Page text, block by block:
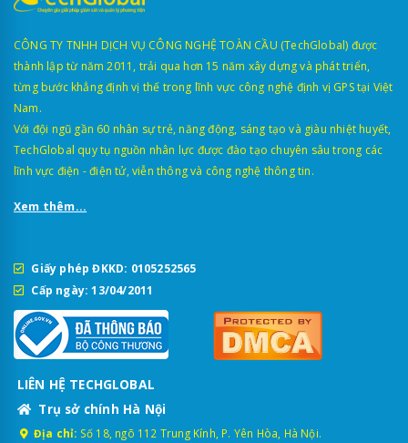
CÔNG TY TNHH DỊCH VỤ CÔNG NGHỆ TOÀN CẦU (TechGlobal) được
thành lập từ năm 2011, trải qua hơn 15 năm xây dựng và phát triển,
từng bước khẳng định vị thế trong lĩnh vực công nghệ định vị GPS tại Việt
Nam.
Với đội ngũ gần 60 nhân sự trẻ, năng động, sáng tạo và giàu nhiệt huyết,
TechGlobal quy tụ nguồn nhân lực được đào tạo chuyên sâu trong các
lĩnh vực điện - điện tử, viễn thông và công nghệ thông tin.
Xem thêm...
Giấy phép ĐKKD: 0105252565
Cấp ngày: 13/04/2011
LIÊN HỆ TECHGLOBAL
Trụ sở chính Hà Nội
Địa chỉ: Số 18, ngõ 112 Trung Kính, P. Yên Hòa, Hà Nội.